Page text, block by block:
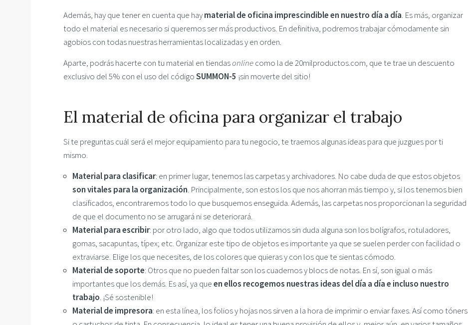
Además, hay que tener en cuenta que haymaterial de oficina imprescindible en nuestro día a día. Es más, organizar
todo el material es necesario si queremos ser más productivos. En definitiva, podremos trabajar cómodamente sin
agobios con todas nuestras herramientas localizadas y en orden.
Aparte, podrás hacerte con tu material en tiendasonlinecomo la de 20milproductos.com, que te trae un descuento
exclusivo del 5% con el uso del códigoSUMMON-5 ¡sin moverte del sitio!
El material de oficina para organizar el trabajo
Si te preguntas cuál será el mejor equipamiento para tu negocio, te traemos algunas ideas para que juzgues por ti
mismo.
Material para clasificar: en primer lugar, tenemos las carpetas y archivadores. No cabe duda de que estos objetos
son vitales para la organización. Principalmente, son estos los que nos ahorran más tiempo y, si los tenemos bien
clasificados, encontraremos todo lo que busquemos enseguida. Además, las carpetas nos proporcionan la seguridad
de que el documento no se arrugará ni se deteriorará.
Material para escribir: por otro lado, algo que todos utilizamos sin duda alguna son los bolígrafos, rotuladores,
gomas, sacapuntas, típex; etc. Organizar este tipo de objetos es importante ya que se suelen perder con facilidad o
extraviarse. Elige los que necesites, de los colores que quieras y con los que te sientas cómodo.
Material de soporte: Otros que no pueden faltar son los cuadernos y blocs de notas. En sí, son igual o más
importantes que los demás. Es así, ya queen ellos recogemos nuestras ideas del día a día e incluso nuestro
trabajo. ¡Sé sostenible!
Material de impresora: en esta línea, los folios y hojas nos sirven a la hora de imprimir o enviar faxes. Así como tóners